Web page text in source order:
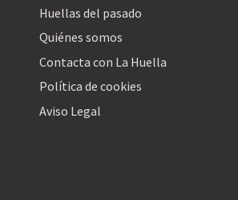
Huellas del pasado
Quiénes somos
Contacta con La Huella
Política de cookies
Aviso Legal